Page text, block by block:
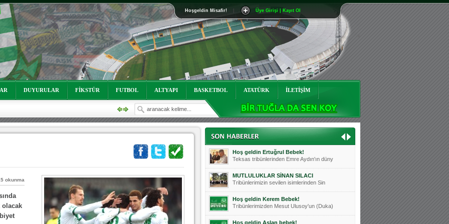
Hoşgeldin Misafir! Üye Girişi | Kayıt Ol
DUYURULAR FİKSTÜR FUTBOL ALTYAPI BASKETBOL ATATÜRK İLETİŞİM
okunma
olacak
Mutluluklar Ceyhun Tetik
Teksas tribünlerinin sevilen isimlerinde
Bursasporumuzun önü açılsın is
Teksaslı Bursasporlular Derneği Başkanı
Hoş geldin Alaz Bebek!
Teksas.org sistem yöneticisi, ekibimizin
Hoş geldin Göktuğ Bebek!
Teksas.org ekibimizden ve tribünlerimizi
Hoş geldin Kadir Kağan Bebek!
Teksas tribünlerinden Basri İleri'nin dü
Hoş geldin Ertuğrul Bebek!
Teksas tribünlerinden Emre Aydın'ın düny
MUTLULUKLAR SİNAN SILACI
Tribünlerimizin sevilen isimlerinden Sin
Hoş geldin Kerem Bebek!
Tribünlerimizden Mesut Ulusoy'un (Duka)
Hoş geldin Aslan bebek!